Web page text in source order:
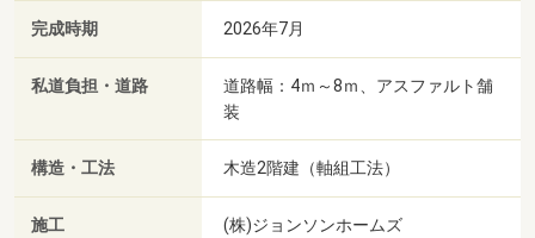
完成時期 2026年7月
私道負担・道路
道路幅：4ｍ～8ｍ、アスファルト舗
装
構造・工法 木造2階建（軸組工法）
施工 (株)ジョンソンホームズ